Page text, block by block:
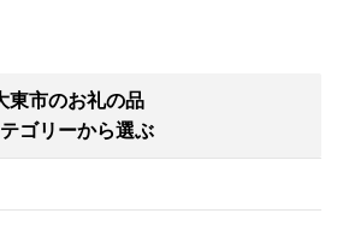
東市のお礼の品
ゴリーから選ぶ